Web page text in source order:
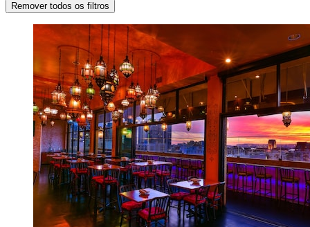
Remover todos os filtros